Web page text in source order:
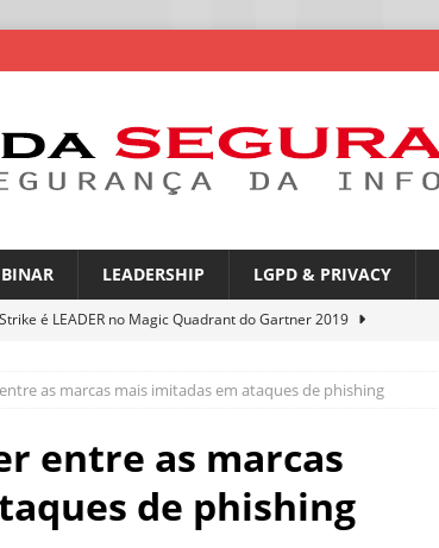
LEADERSHIP LGPD & PRIVACY
é LEADER no Magic Quadrant do Gartner 2019
entra na mira de campanhas de phishing
NOTÍCIAS
no WhatsApp privacidade ou novas oportunidades de golpes
já enganam 90% dos brasileiros no trabalho
NOTÍCIAS
as marcas mais imitadas em ataques de phishing
entre as marcas
de phishing